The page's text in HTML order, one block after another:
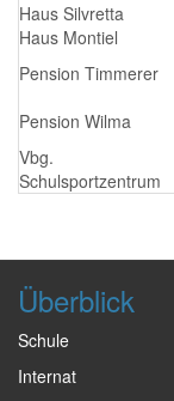
Haus Silvretta
Haus Montiel
Pension Timmerer
Pension Wilma
Vbg.
Schulsportzentrum
Überblick
Schule
Internat